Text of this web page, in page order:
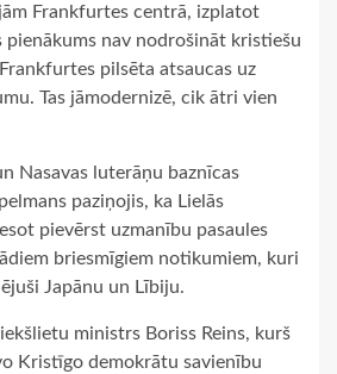
Frankfurtes centrā, izplatot
pienākums nav nodrošināt kristiešu
pilsēta atsaucas uz
Tas jāmodernizē, cik ātri vien
Nasavas luterāņu baznīcas
paziņojis, ka Lielās
pievērst uzmanību pasaules
briesmīgiem notikumiem, kuri
Japānu un Lībiju.
ministrs Boriss Reins, kurš
Kristīgo demokrātu savienību